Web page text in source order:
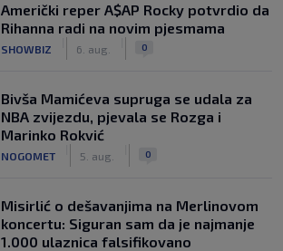
Američki reper A$AP Rocky potvrdio da
Rihanna radi na novim pjesmama
SHOWBIZ 6. aug. 0
Bivša Mamićeva supruga se udala za
NBA zvijezdu, pjevala se Rozga i
Marinko Rokvić
NOGOMET 5. aug. 0
Misirlić o dešavanjima na Merlinovom
koncertu: Siguran sam da je najmanje
1.000 ulaznica falsifikovano